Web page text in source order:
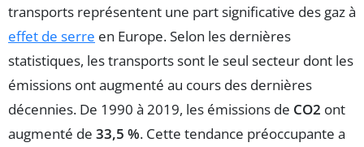
transports représentent une part significative des gaz à
effet de serre en Europe. Selon les dernières
statistiques, les transports sont le seul secteur dont les
émissions ont augmenté au cours des dernières
décennies. De 1990 à 2019, les émissions de CO2 ont
augmenté de 33,5 %. Cette tendance préoccupante a